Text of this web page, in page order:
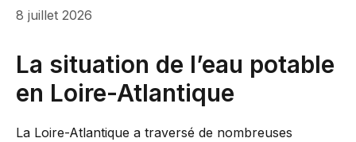
8 juillet 2026
La situation de l’eau potable
en Loire-Atlantique
La Loire-Atlantique a traversé de nombreuses